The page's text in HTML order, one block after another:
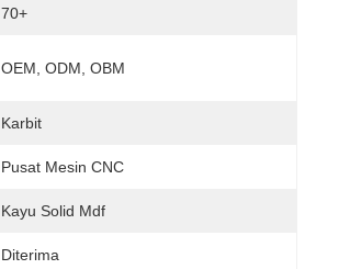
70+
OEM, ODM, OBM
Karbit
Pusat Mesin CNC
Kayu Solid Mdf
Diterima